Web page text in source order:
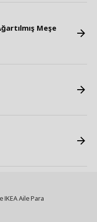
Meşe
Aile Para